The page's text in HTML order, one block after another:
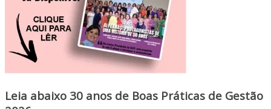
Leia abaixo 30 anos de Boas Práticas de Gestão